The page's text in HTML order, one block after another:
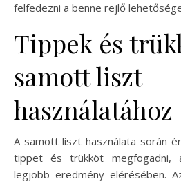
felfedezni a benne rejlő
Tippek és
samott liszt
használatához
A samott liszt használata során
tippet és trükköt megfogadni,
legjobb eredmény elérésében.